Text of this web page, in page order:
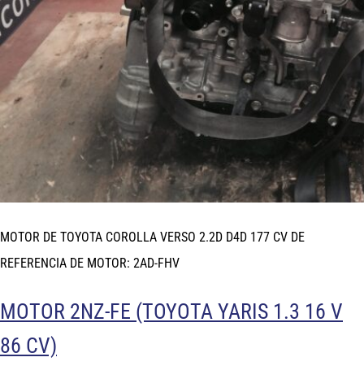
MOTOR DE TOYOTA COROLLA VERSO 2.2D D4D 177 CV DE
REFERENCIA DE MOTOR: 2AD-FHV
MOTOR 2NZ-FE (TOYOTA YARIS 1.3 16 V
86 CV)